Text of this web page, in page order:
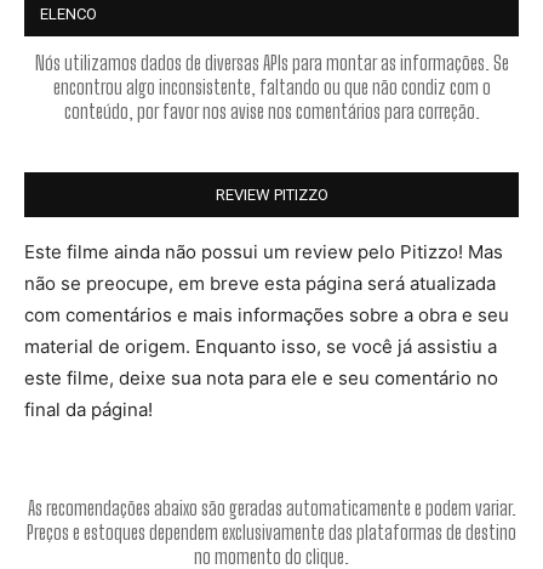
ELENCO
Nós utilizamos dados de diversas APIs para montar as informações. Se
encontrou algo inconsistente, faltando ou que não condiz com o
conteúdo, por favor nos avise nos comentários para correção.
REVIEW PITIZZO
Este filme ainda não possui um review pelo Pitizzo! Mas
não se preocupe, em breve esta página será atualizada
com comentários e mais informações sobre a obra e seu
material de origem. Enquanto isso, se você já assistiu a
este filme, deixe sua nota para ele e seu comentário no
final da página!
As recomendações abaixo são geradas automaticamente e podem variar.
Preços e estoques dependem exclusivamente das plataformas de destino
no momento do clique.